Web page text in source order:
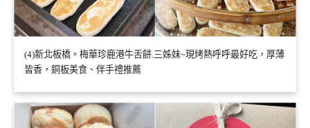
(4)新北板橋。梅華珍鹿港牛舌餅.三姊妹~現烤熱呼呼最好吃，厚薄
皆香，銅板美食、伴手禮推薦